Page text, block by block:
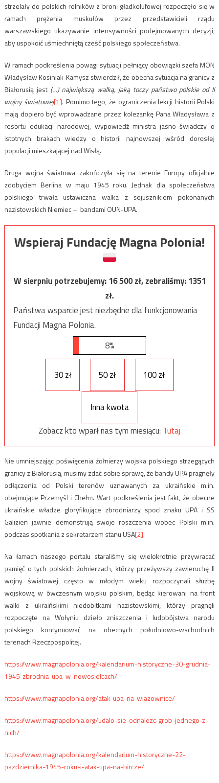
strzelały do polskich rolników z broni gładkolufowej rozpoczęło się w
ramach prężenia muskułów przez przedstawicieli rządu
warszawskiego ukazywanie intensywności podejmowanych decyzji,
aby uspokoić uśmiechniętą cześć polskiego społeczeństwa.
W ramach podkreślenia powagi sytuacji pełniący obowiązki szefa MON
Władysław Kosiniak-Kamysz stwierdził, że obecna sytuacja na granicy z
Białorusią jest (…) największą walką, jaką toczy państwo polskie od II
wojny światowej[1]. Pomimo tego, że ograniczenia lekcji historii Polski
mają dopiero być wprowadzane przez koleżankę Pana Władysława z
resortu edukacji narodowej, wypowiedź ministra jasno świadczy o
istotnych brakach wiedzy o historii najnowszej wśród dorosłej
populacji mieszkającej nad Wisłą.
Druga wojna światowa zakończyła się na terenie Europy oficjalnie
zdobyciem Berlina w maju 1945 roku. Jednak dla społeczeństwa
polskiego trwała ustawiczna walka z sojusznikiem pokonanych
nazistowskich Niemiec – bandami OUN-UPA.
Wspieraj Fundację Magna Polonia!
W sierpniu potrzebujemy:16 500zł, zebraliśmy:1351
zł.
Państwa wsparcie jest niezbędne dla funkcjonowania
Fundacji Magna Polonia.
8%
30 zł 50 zł 100 zł
Inna kwota
Zobacz kto wparł nas tym miesiącu: Tutaj
Nie umniejszając poświęcenia żołnierzy wojska polskiego strzegących
granicy z Białorusią, musimy zdać sobie sprawę, że bandy UPA pragnęły
odłączenia od Polski terenów uznawanych za ukraińskie m.in.
obejmujące Przemyśl i Chełm. Wart podkreślenia jest fakt, że obecne
ukraińskie władze gloryfikujące zbrodniarzy spod znaku UPA i SS
Galizien jawnie demonstrują swoje roszczenia wobec Polski m.in.
podczas spotkania z sekretarzem stanu USA[2].
Na łamach naszego portalu staraliśmy się wielokrotnie przywracać
pamięć o tych polskich żołnierzach, którzy przeżywszy zawieruchę II
wojny światowej często w młodym wieku rozpoczynali służbę
wojskową w ówczesnym wojsku polskim, będąc kierowani na front
walki z ukraińskimi niedobitkami nazistowskimi, którzy pragnęli
rozpoczęte na Wołyniu dzieło zniszczenia i ludobójstwa narodu
polskiego kontynuować na obecnych południowo-wschodnich
terenach Rzeczpospolitej.
https://www.magnapolonia.org/kalendarium-historyczne-30-grudnia-
1945-zbrodnia-upa-w-nowosielcach/
https://www.magnapolonia.org/atak-upa-na-wiazownice/
https://www.magnapolonia.org/udalo-sie-odnalezc-grob-jednego-z-
nich/
https://www.magnapolonia.org/kalendarium-historyczne-22-
pazdziernika-1945-roku-i-atak-upa-na-bircze/